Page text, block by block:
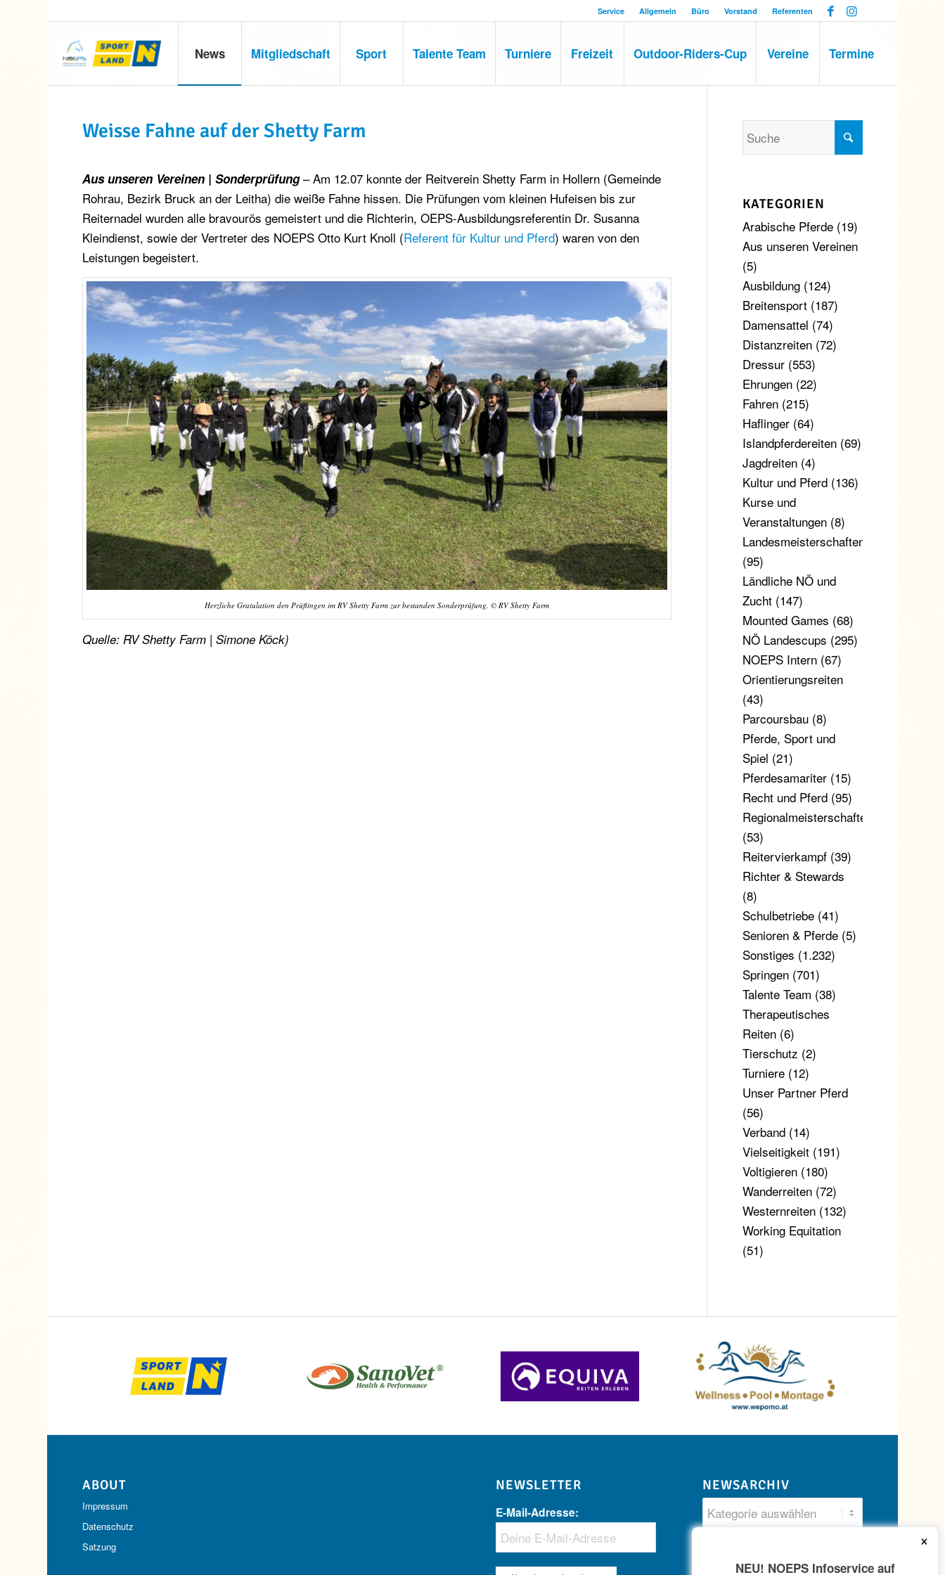
Service Allgemein Büro Vorstand Referenten
News Mitgliedschaft Sport Talente Team Turniere Freizeit Outdoor-Riders-Cup Vereine Termine
Weisse Fahne auf der Shetty Farm
Aus unseren Vereinen | Sonderprüfung– Am 12.07 konnte der Reitverein Shetty Farm in Hollern (Gemeinde
Rohrau, Bezirk Bruck an der Leitha) die weiße Fahne hissen. Die Prüfungen vom kleinen Hufeisen bis zur
Reiternadel wurden alle bravourös gemeistert und die Richterin, OEPS-Ausbildungsreferentin Dr. Susanna
Kleindienst, sowie der Vertreter des NOEPS Otto Kurt Knoll (Referent für Kultur und Pferd) waren von den
Leistungen begeistert.
Herzliche Gratulation den Prüflingen im RV Shetty Farm zur bestanden Sonderprüfung. © RV Shetty Farm
Quelle: RV Shetty Farm | Simone Köck)
KATEGORIEN
Arabische Pferde(19)
Aus unseren Vereinen
(5)
Ausbildung(124)
Breitensport(187)
Damensattel (74)
Distanzreiten(72)
Dressur(553)
Ehrungen(22)
Fahren(215)
Haflinger(64)
Islandpferdereiten(69)
Jagdreiten(4)
Kultur und Pferd(136)
Kurse und
Veranstaltungen(8)
Landesmeisterschaften
(95)
Ländliche NÖ und
Zucht(147)
Mounted Games (68)
NÖ Landescups (295)
NOEPS Intern(67)
Orientierungsreiten
(43)
Parcoursbau(8)
Pferde, Sport und
Spiel (21)
Pferdesamariter(15)
Recht und Pferd(95)
Regionalmeisterschaften
(53)
Reitervierkampf(39)
Richter & Stewards
(8)
Schulbetriebe(41)
Senioren & Pferde(5)
Sonstiges (1.232)
Springen(701)
Talente Team (38)
Therapeutisches
Reiten(6)
Tierschutz (2)
Turniere(12)
Unser Partner Pferd
(56)
Verband(14)
Vielseitigkeit(191)
Voltigieren(180)
Wanderreiten(72)
Westernreiten(132)
Working Equitation
(51)
ABOUT
Impressum
Datenschutz
Satzung
NEWSLETTER
E-Mail-Adresse:
NEWSARCHIV
×
NEU! NOEPS Infoservice auf